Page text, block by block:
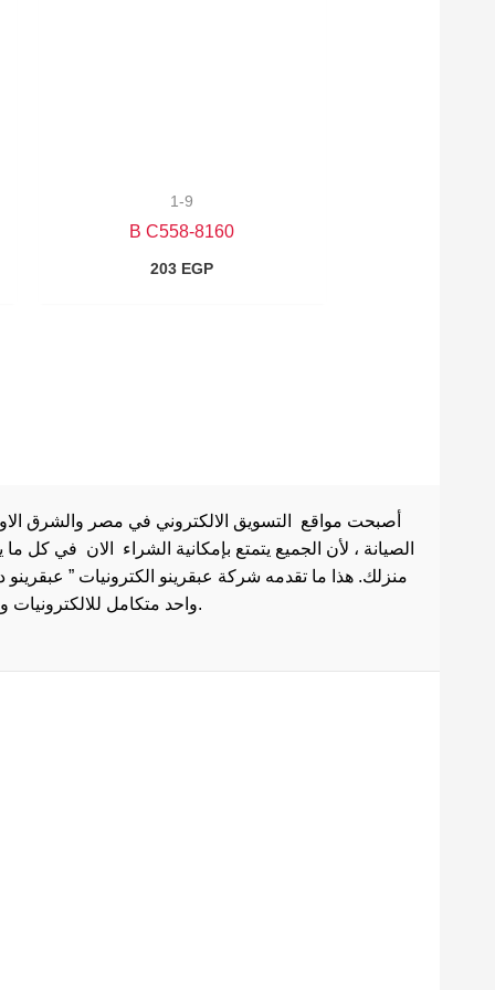
1-9
8160-B C558
203 EGP
أصبحت مواقع التسويق الالكتروني في مصر والشرق
الصيانة ، لأن الجميع يتمتع بإمكانية الشراء الان في كل
منزلك. هذا ما تقدمه شركة عبقرينو الكترونيات ”
واحد متكامل للالكترونيات وادوات الصيانة . هذا ما يجعل موقع عبقرينو دوت كوم من أفضل مواقع تسوق عبر الإنترنت في مصر.